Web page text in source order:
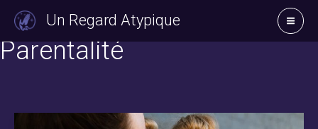
contenu
Un Regard Atypique
Parentalité